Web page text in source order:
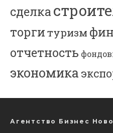
сделка
торгитуризм
отчетность
экономика
Агентство Бизнес